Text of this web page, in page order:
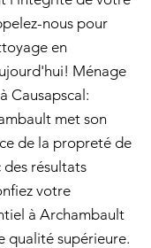
nous pour
en
Ménage
Causapscal:
met son
de la propreté de
des résultats
votre
à Archambault
qualité supérieure.